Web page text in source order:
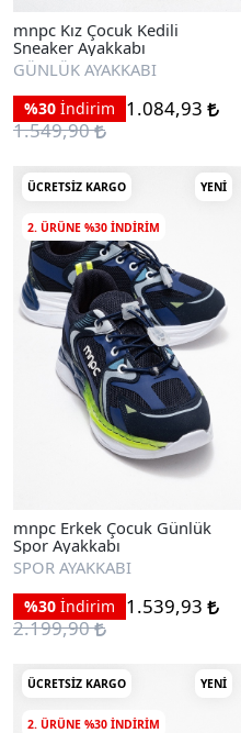
mnpc Kız Çocuk Kedili
Sneaker Ayakkabı
GÜNLÜK AYAKKABI
%30 İndirim
1.084,93
1.549,90
ÜCRETSIZ KARGO YENI
2. ÜRÜNE %30 INDIRIM
mnpc Erkek Çocuk Günlük
Spor Ayakkabı
SPOR AYAKKABI
%30 İndirim
1.539,93
2.199,90
ÜCRETSIZ KARGO YENI
2. ÜRÜNE %30 INDIRIM